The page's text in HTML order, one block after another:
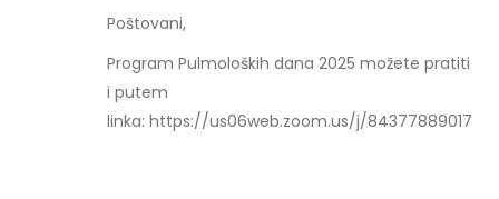
Poštovani,
Program Pulmoloških dana 2025 možete pratiti
i putem
linka: https://us06web.zoom.us/j/84377889017